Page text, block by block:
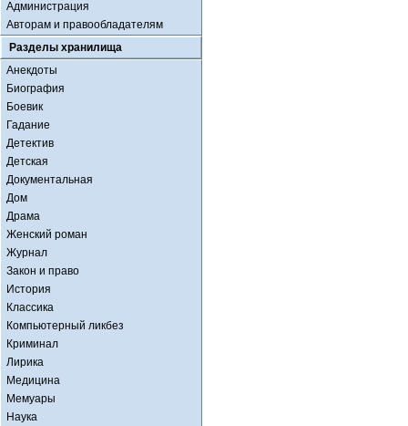
Администрация
Авторам и правообладателям
Разделы хранилища
Анекдоты
Биография
Боевик
Гадание
Детектив
Детская
Документальная
Дом
Драма
Женский роман
Журнал
Закон и право
История
Классика
Компьютерный ликбез
Криминал
Лирика
Медицина
Мемуары
Наука